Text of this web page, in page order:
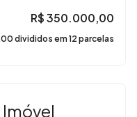
R$ 350.000,00
divididos em 12 parcelas